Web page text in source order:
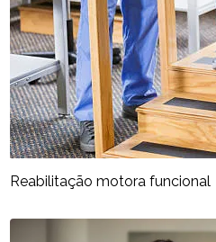
Reabilitação motora funcional